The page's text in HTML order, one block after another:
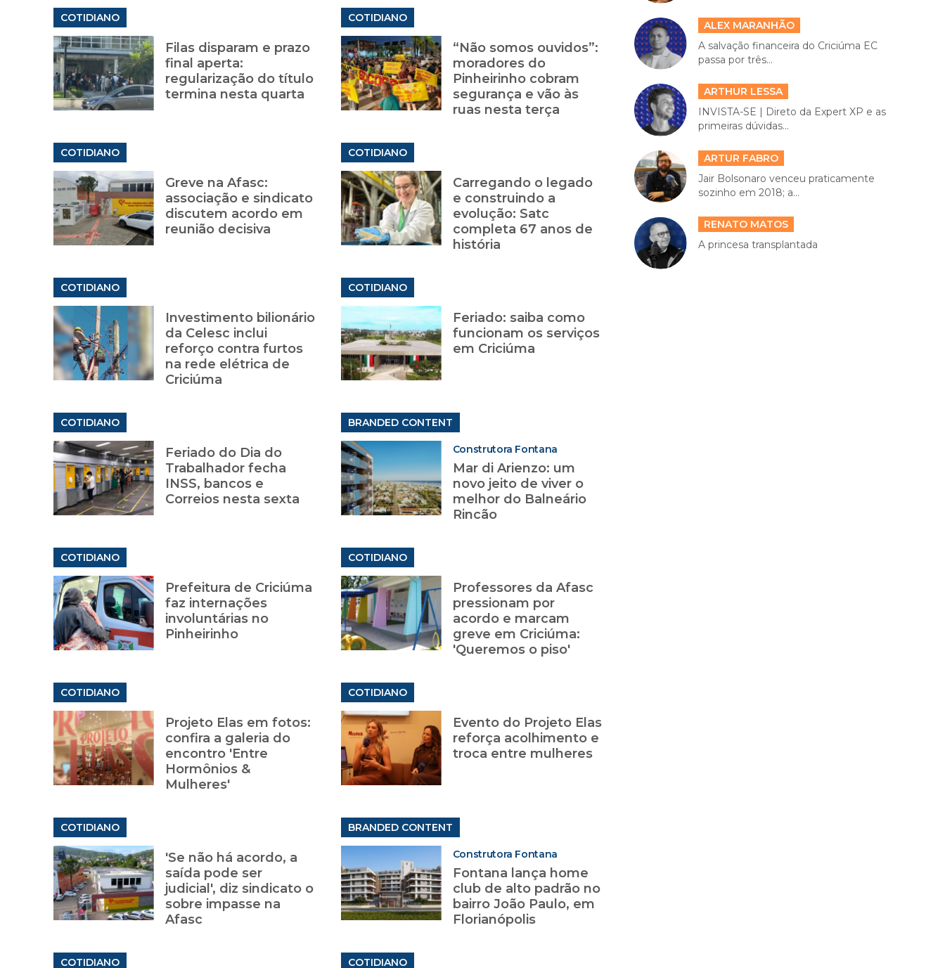
COTIDIANO
Filas disparam e prazo
final aperta:
regularização do título
termina nesta quarta
COTIDIANO
“Não somos ouvidos”:
moradores do
Pinheirinho cobram
segurança e vão às
ruas nesta terça
COTIDIANO
Greve na Afasc:
associação e sindicato
discutem acordo em
reunião decisiva
COTIDIANO
Carregando o legado
e construindo a
evolução: Satc
completa 67 anos de
história
COTIDIANO
Investimento bilionário
da Celesc inclui
reforço contra furtos
na rede elétrica de
Criciúma
COTIDIANO
Feriado: saiba como
funcionam os serviços
em Criciúma
COTIDIANO
Feriado do Dia do
Trabalhador fecha
INSS, bancos e
Correios nesta sexta
BRANDED CONTENT
Construtora Fontana
Mar di Arienzo: um
novo jeito de viver o
melhor do Balneário
Rincão
COTIDIANO
Prefeitura de Criciúma
faz internações
involuntárias no
Pinheirinho
COTIDIANO
Professores da Afasc
pressionam por
acordo e marcam
greve em Criciúma:
'Queremos o piso'
COTIDIANO
Projeto Elas em fotos:
confira a galeria do
encontro 'Entre
Hormônios &
Mulheres'
COTIDIANO
Evento do Projeto Elas
reforça acolhimento e
troca entre mulheres
COTIDIANO
'Se não há acordo, a
saída pode ser
judicial', diz sindicato o
sobre impasse na
Afasc
BRANDED CONTENT
Construtora Fontana
Fontana lança home
club de alto padrão no
bairro João Paulo, em
Florianópolis
COTIDIANO COTIDIANO
ALEX MARANHÃO
A salvação financeira do Criciúma EC
passa por três...
ARTHUR LESSA
INVISTA-SE | Direto da Expert XP e as
primeiras dúvidas...
ARTUR FABRO
Jair Bolsonaro venceu praticamente
sozinho em 2018; a...
RENATO MATOS
A princesa transplantada